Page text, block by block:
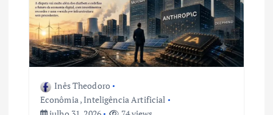
Inês Theodoro
Econômia,Inteligência Artificial